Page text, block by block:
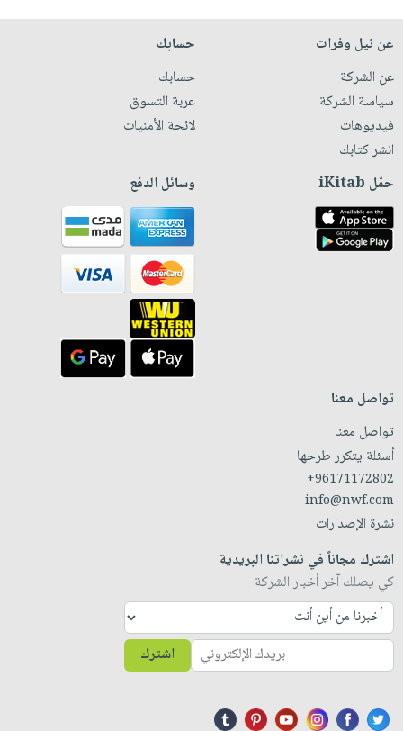
عن نيل وفرات
عن الشركة
سياسة الشركة
فيديوهات
انشر كتابك
حسابك
حسابك
عربة التسوق
لائحة الأمنيات
حمّل iKitab وسائل الدفع
تواصل معنا
تواصل معنا
أسئلة يتكرر طرحها
+96171172802
info@nwf.com
نشرة الإصدارات
اشترك مجاناً في نشراتنا البريدية
كي يصلك آخر أخبار الشركة
اشترك